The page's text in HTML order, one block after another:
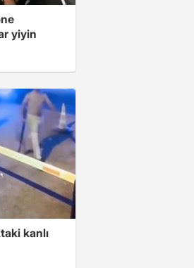
yiyin
kanlı